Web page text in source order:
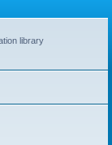
library